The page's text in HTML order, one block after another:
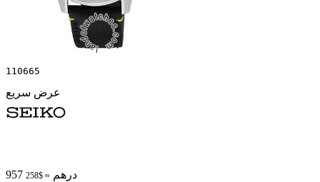
110665
عرض سريع
957 درهم ≈ $258